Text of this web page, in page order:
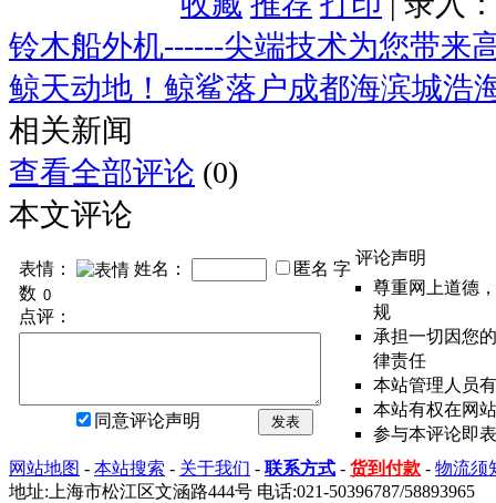
铃木船外机------尖端技术为您带来
鲸天动地！鲸鲨落户成都海滨城浩
相关新闻
查看全部评论 (0)
本文评论
表情： 姓名： 匿名 字
数
点评：
同意评论声明 发表
评论声明
尊重网上道德
规
承担一切因您
律责任
本站管理人员
本站有权在网
参与本评论即
网站地图 - 本站搜索 - 关于我们 - 联系方式 - 货到付款 - 物流须
地址:上海市松江区文涵路444号 电话:021-50396787/58893965